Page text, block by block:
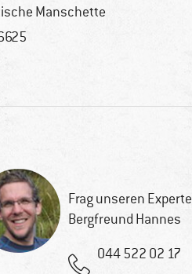
Manschette
Frag unseren
Bergfreund Hannes
044 522 02 17